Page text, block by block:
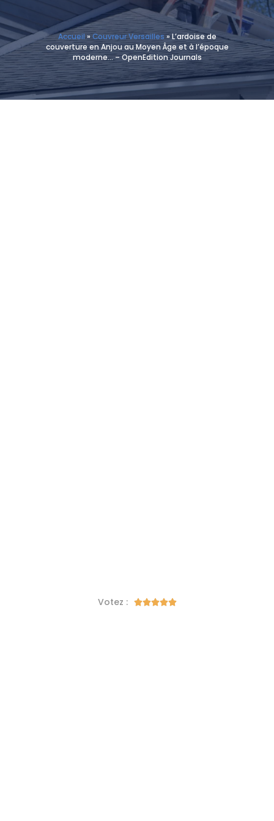
Accueil »Couvreur Versailles »L’ardoise de
couverture en Anjou au Moyen Âge et à l’époque
moderne… – OpenEdition Journals
Votez : 